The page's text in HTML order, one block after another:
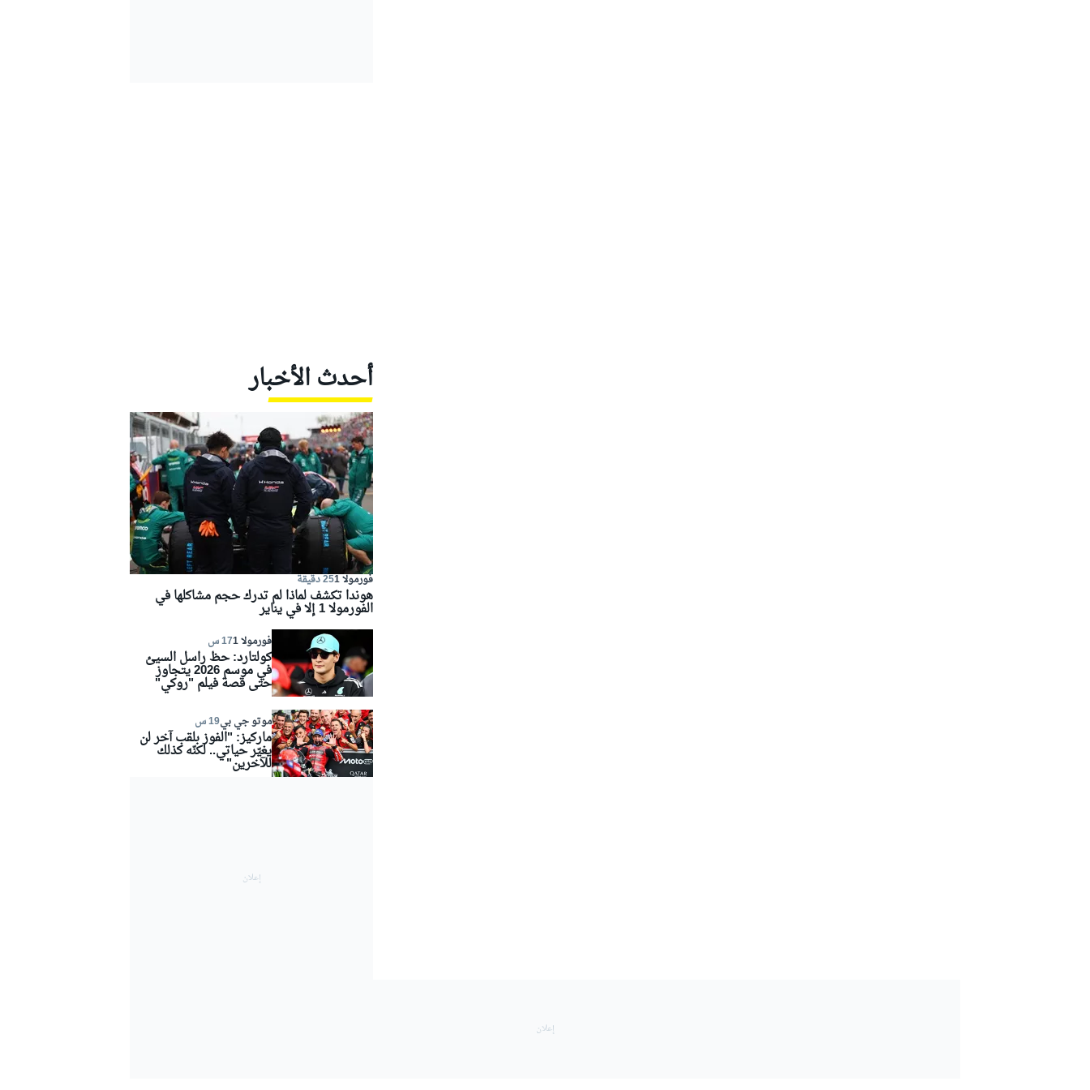
أحدث الأخبار
فورمولا 1 25 دقيقة
هوندا تكشف لماذا لم تدرك حجم مشاكلها في
الفورمولا 1 إلا في يناير
فورمولا 1 17 س
كولتارد: حظ راسل السيئ
في موسم 2026 يتجاوز
حتى قصة فيلم "روكي"
موتو جي بي19 س
ماركيز: "الفوز بلقب آخر لن
يغيّر حياتي.. لكنّه كذلك
للآخرين"